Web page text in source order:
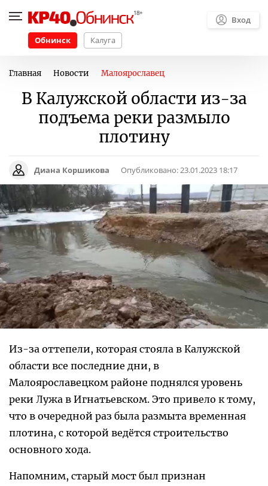
Обнинск Калуга
Вход
Главная Новости Малоярославец
В Калужской области из-за
подъема реки размыло
плотину
Диана Коршикова Опубликовано:23.01.2023 18:17
Из-за оттепели, которая стояла в Калужской
области все последние дни, в
Малоярославецком районе поднялся уровень
реки Лужа в Игнатьевском. Это привело к тому,
что в очередной раз была размыта временная
плотина, с которой ведётся строительство
основного хода.
Напомним, старый мост был признан